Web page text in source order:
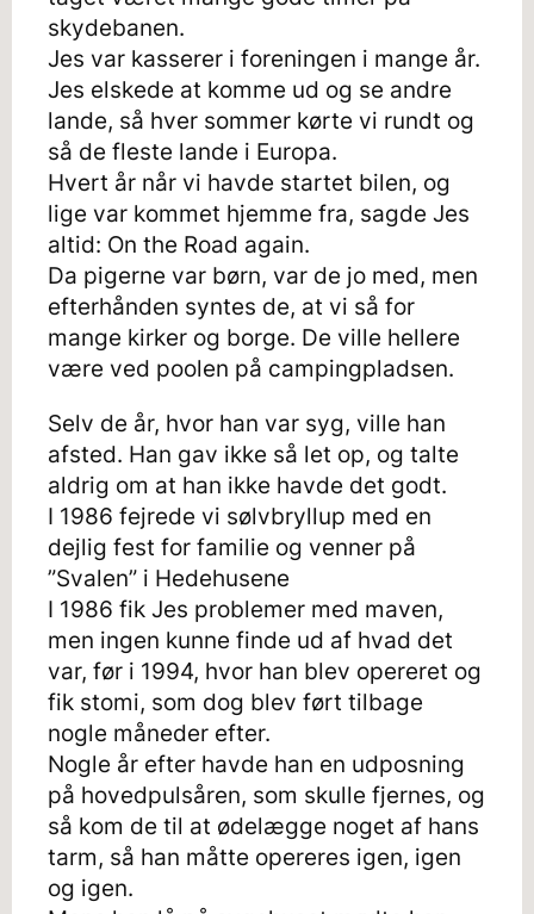
skydebanen.
Jes var kasserer i foreningen i mange år.
Jes elskede at komme ud og se andre
lande, så hver sommer kørte vi rundt og
så de fleste lande i Europa.
Hvert år når vi havde startet bilen, og
lige var kommet hjemme fra, sagde Jes
altid: On the Road again.
Da pigerne var børn, var de jo med, men
efterhånden syntes de, at vi så for
mange kirker og borge. De ville hellere
være ved poolen på campingpladsen.
Selv de år, hvor han var syg, ville han
afsted. Han gav ikke så let op, og talte
aldrig om at han ikke havde det godt.
I 1986 fejrede vi sølvbryllup med en
dejlig fest for familie og venner på
”Svalen” i Hedehusene
I 1986 fik Jes problemer med maven,
men ingen kunne finde ud af hvad det
var, før i 1994, hvor han blev opereret og
fik stomi, som dog blev ført tilbage
nogle måneder efter.
Nogle år efter havde han en udposning
på hovedpulsåren, som skulle fjernes, og
så kom de til at ødelægge noget af hans
tarm, så han måtte opereres igen, igen
og igen.